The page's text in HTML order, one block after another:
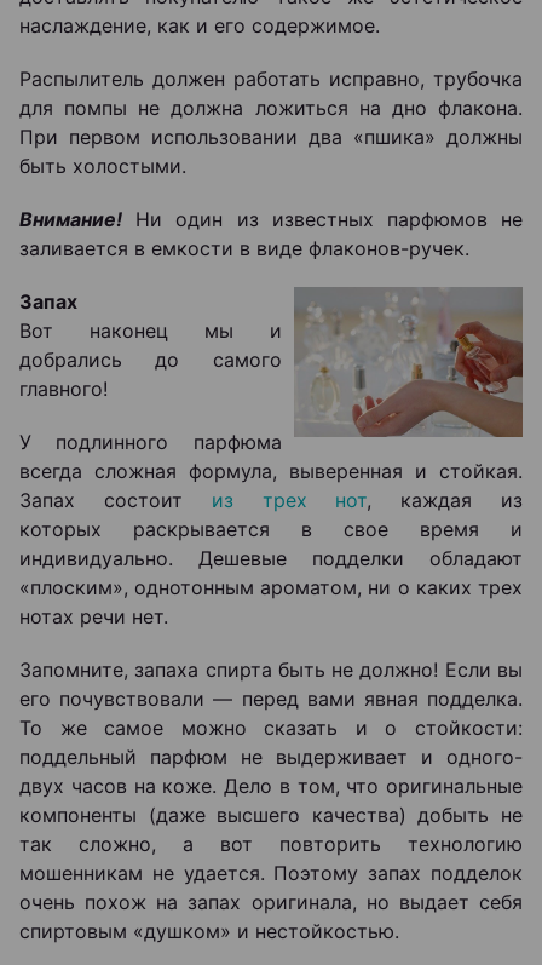
наслаждение, как и его содержимое.
Распылитель должен работать исправно, трубочка
для помпы не должна ложиться на дно флакона.
При первом использовании два «пшика» должны
быть холостыми.
Внимание! Ни один из известных парфюмов не
заливается в емкости в виде флаконов-ручек.
Запах
Вот наконец мы и
добрались до самого
главного!
У подлинного парфюма
всегда сложная формула, выверенная и стойкая.
Запах состоит из трех нот, каждая из
которых раскрывается в свое время и
индивидуально. Дешевые подделки обладают
«плоским», однотонным ароматом, ни о каких трех
нотах речи нет.
Запомните, запаха спирта быть не должно! Если вы
его почувствовали ― перед вами явная подделка.
То же самое можно сказать и о стойкости:
поддельный парфюм не выдерживает и одного-
двух часов на коже. Дело в том, что оригинальные
компоненты (даже высшего качества) добыть не
так сложно, а вот повторить технологию
мошенникам не удается. Поэтому запах подделок
очень похож на запах оригинала, но выдает себя
спиртовым «душком» и нестойкостью.